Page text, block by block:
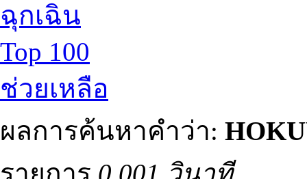
ฉุกเฉิน
Top 100
ช่วยเหลือ
ผลการค้นหาคำว่า: